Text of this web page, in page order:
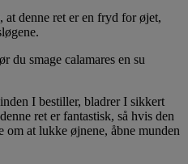
at denne ret er en fryd for øjet,
I bestiller, bladrer I sikkert
ret er fantastisk, så hvis den
om at lukke øjnene, åbne munden